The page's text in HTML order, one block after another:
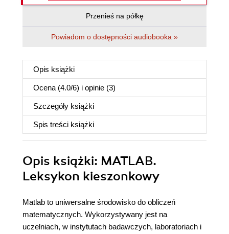
Przenieś na półkę
Powiadom o dostępności audiobooka »
Opis książki
Ocena (4.0/6) i opinie (3)
Szczegóły książki
Spis treści książki
Opis książki: MATLAB.
Leksykon kieszonkowy
Matlab to uniwersalne środowisko do obliczeń
matematycznych. Wykorzystywany jest na
uczelniach, w instytutach badawczych, laboratoriach i